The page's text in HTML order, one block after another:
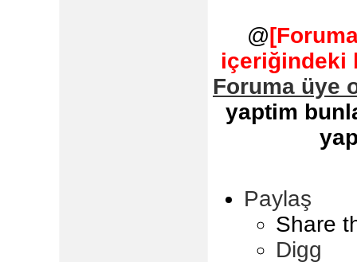
@
içeriğindeki
Foruma üye
yaptim
Paylaş
Share
Digg